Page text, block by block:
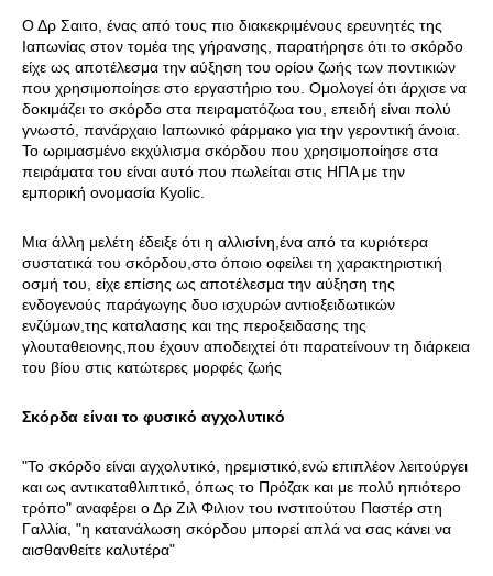
Ο Δρ Σαιτο, ένας από τους πιο διακεκριμένους ερευνητές της
Ιαπωνίας στον τομέα της γήρανσης, παρατήρησε ότι το σκόρδο
είχε ως αποτέλεσμα την αύξηση του ορίου ζωής των ποντικιών
που χρησιμοποίησε στο εργαστήριο του. Ομολογεί ότι άρχισε να
δοκιμάζει το σκόρδο στα πειραματόζωα του, επειδή είναι πολύ
γνωστό, πανάρχαιο Ιαπωνικό φάρμακο για την γεροντική άνοια.
Το ωριμασμένο εκχύλισμα σκόρδου που χρησιμοποίησε στα
πειράματα του είναι αυτό που πωλείται στις ΗΠΑ με την
εμπορική ονομασία Kyolic.
Μια άλλη μελέτη έδειξε ότι η αλλισίνη,ένα από τα κυριότερα
συστατικά του σκόρδου,στο όποιο οφείλει τη χαρακτηριστική
οσμή του, είχε επίσης ως αποτέλεσμα την αύξηση της
ενδογενούς παράγωγης δυο ισχυρών αντιοξειδωτικών
ενζύμων,της καταλασης και της περοξειδασης της
γλουταθειονης,που έχουν αποδειχτεί ότι παρατείνουν τη διάρκεια
του βίου στις κατώτερες μορφές ζωής
Σκόρδα είναι το φυσικό αγχολυτικό
"Το σκόρδο είναι αγχολυτικό, ηρεμιστικό,ενώ επιπλέον λειτούργει
και ως αντικαταθλιπτικό, όπως το Πρόζακ και με πολύ ηπιότερο
τρόπο" αναφέρει ο Δρ Ζιλ Φιλιον του ινστιτούτου Παστέρ στη
Γαλλία, "η κατανάλωση σκόρδου μπορεί απλά να σας κάνει να
αισθανθείτε καλυτέρα"